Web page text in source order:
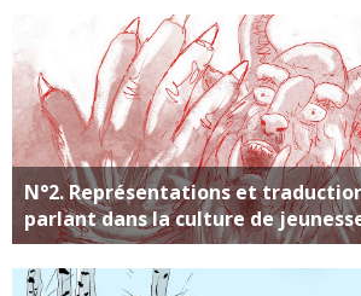
N°2. Représentations et
parlant dans la culture de